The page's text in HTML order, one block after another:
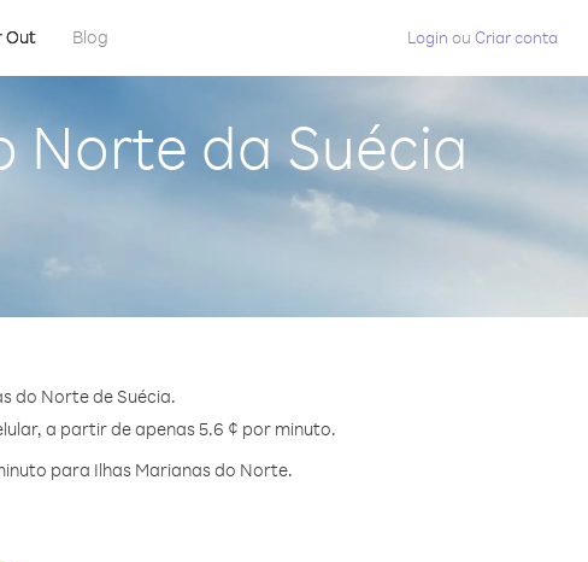
Out Blog Login ou Criar conta
Norte da Suécia
do Norte de Suécia.
a partir de apenas 5.6 ¢ por minuto.
para Ilhas Marianas do Norte.